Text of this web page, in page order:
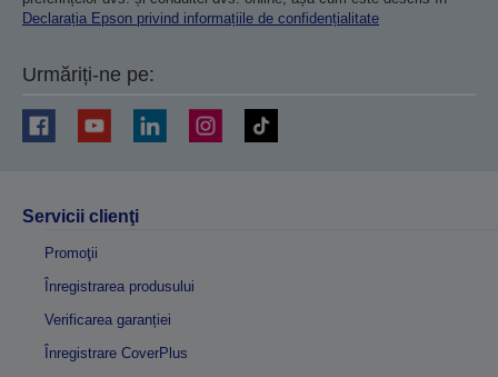
Declarația Epson privind informațiile de confidențialitate
Urmăriți-ne pe:
Servicii clienţi
Promoţii
Înregistrarea produsului
Verificarea garanției
Înregistrare CoverPlus